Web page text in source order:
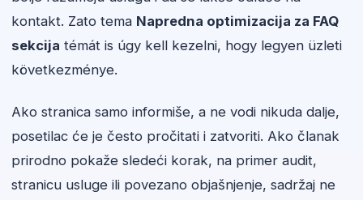
kontakt. Zato tema Napredna optimizacija za FAQ
sekcija témát is úgy kell kezelni, hogy legyen üzleti
következménye.
Ako stranica samo informiše, a ne vodi nikuda dalje,
posetilac će je često pročitati i zatvoriti. Ako članak
prirodno pokaže sledeći korak, na primer audit,
stranicu usluge ili povezano objašnjenje, sadržaj ne